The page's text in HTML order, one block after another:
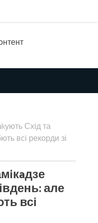
Схід та
всі рекорди зі
але
всі